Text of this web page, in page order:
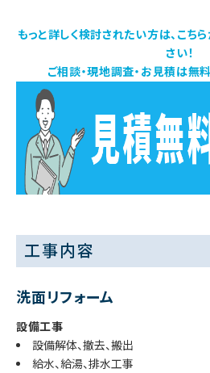
もっと詳しく検討されたい方は、こち
さい！
ご相談・現地調査・お見積は無
工事内容
洗面リフォーム
設備工事
設備解体、撤去、搬出
給水、給湯、排水工事